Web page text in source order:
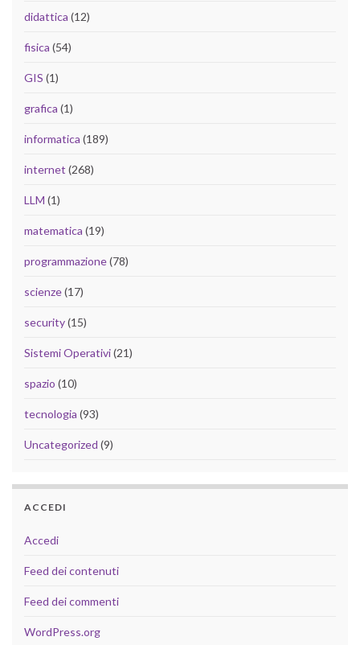
didattica (12)
fisica (54)
GIS (1)
grafica (1)
informatica (189)
internet (268)
LLM (1)
matematica (19)
programmazione(78)
scienze(17)
security(15)
Sistemi Operativi(21)
spazio (10)
tecnologia (93)
Uncategorized (9)
ACCEDI
Accedi
Feed dei contenuti
Feed dei commenti
WordPress.org